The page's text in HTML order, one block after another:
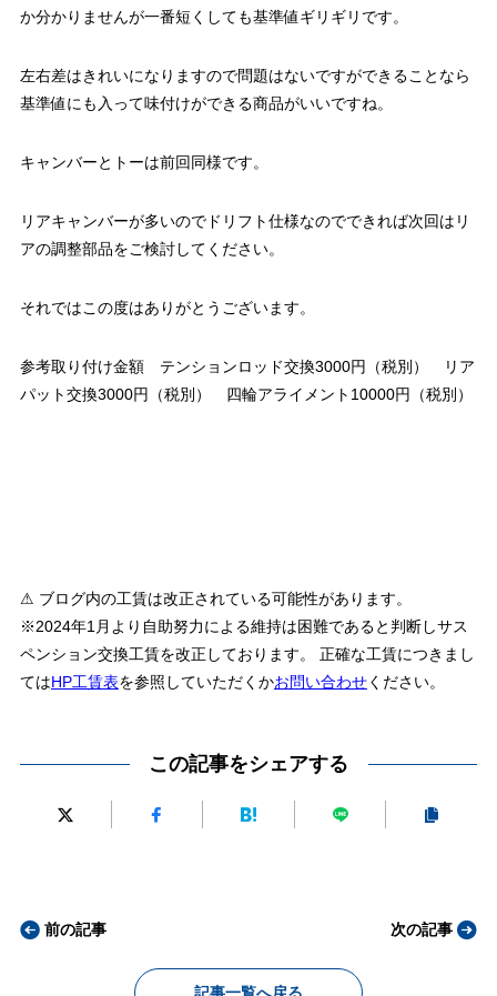
か分かりませんが一番短くしても基準値ギリギリです。
左右差はきれいになりますので問題はないですができることなら
基準値にも入って味付けができる商品がいいですね。
キャンバーとトーは前回同様です。
リアキャンバーが多いのでドリフト仕様なのでできれば次回はリ
アの調整部品をご検討してください。
それではこの度はありがとうございます。
参考取り付け金額 テンションロッド交換3000円（税別） リア
パット交換3000円（税別） 四輪アライメント10000円（税別）
⚠ ブログ内の工賃は改正されている可能性があります。
※2024年1月より自助努力による維持は困難であると判断しサス
ペンション交換工賃を改正しております。 正確な工賃につきまし
てはHP工賃表を参照していただくかお問い合わせください。
この記事をシェアする
前の記事 次の記事